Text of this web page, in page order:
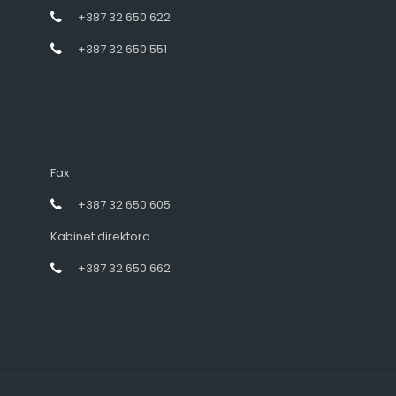
+387 32 650 622
+387 32 650 551
Fax
+387 32 650 605
Kabinet direktora
+387 32 650 662